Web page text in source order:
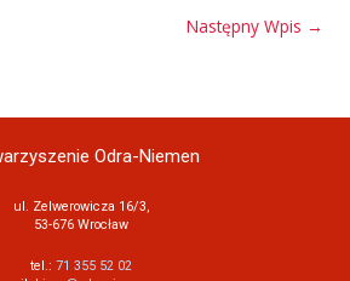
Następny Wpis →
Odra-Niemen
ul. Zelwerowicza 16/3,
53-676 Wrocław
tel.: 71 355 52 02